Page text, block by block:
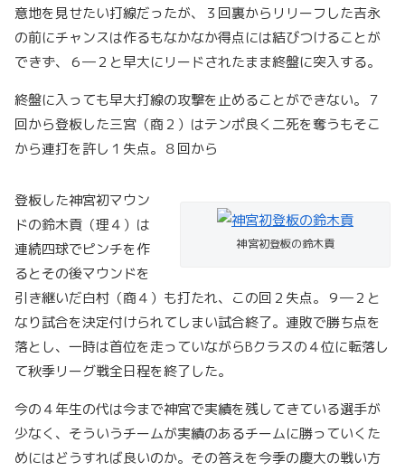
意地を見せたい打線だったが、３回裏からリリーフした吉永
の前にチャンスは作るもなかなか得点には結びつけることが
できず、６―２と早大にリードされたまま終盤に突入する。
終盤に入っても早大打線の攻撃を止めることができない。７
回から登板した三宮（商２）はテンポ良く二死を奪うもそこ
から連打を許し１失点。８回から
神宮初登板の鈴木貢
登板した神宮初マウン
ドの鈴木貢（理４）は
連続四球でピンチを作
るとその後マウンドを
引き継いだ白村（商４）も打たれ、この回２失点。９―２と
なり試合を決定付けられてしまい試合終了。連敗で勝ち点を
落とし、一時は首位を走っていながらBクラスの４位に転落し
て秋季リーグ戦全日程を終了した。
今の４年生の代は今まで神宮で実績を残してきている選手が
少なく、そういうチームが実績のあるチームに勝っていくた
めにはどうすれば良いのか。その答えを今季の慶大の戦い方